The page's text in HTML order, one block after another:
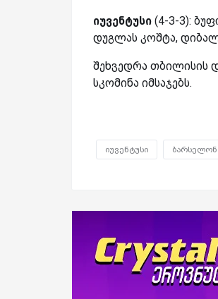
იუვენტუსი (4-3-3):
დუგლას კოშტა,
შეხვედრა თბილისის
სკომინა იმსაჯებს.
იუვენტუსი